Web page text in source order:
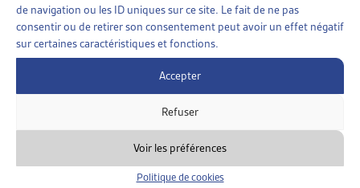
de navigation ou les ID uniques sur ce site. Le fait de ne pas
consentir ou de retirer son consentement peut avoir un effet négatif
sur certaines caractéristiques et fonctions.
Accepter
Refuser
Voir les préférences
Politique de cookies
ENDETTEMENT DES MÉNAGES PRIVÉS ET
RAPPORT À L’ARGENT
OFS, données à jour
Faits et chiffres